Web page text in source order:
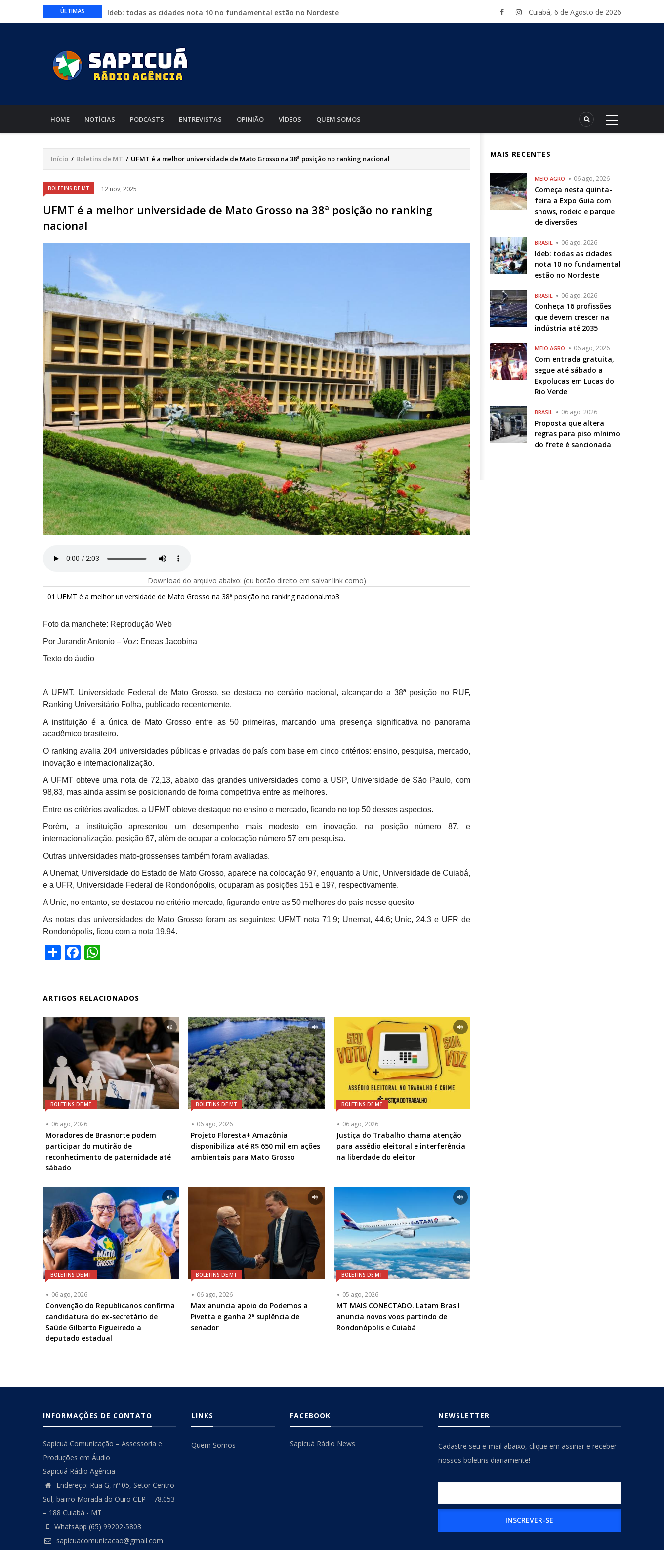
ÚLTIMAS
Ideb: todas as cidades nota 10 no fundamental estão no Nordeste
Conheça 16 profissões que devem crescer na indústria até 2035
Começa nesta quinta-feira a Expo Guia com shows, rodeio e parque de diversões
Cuiabá, 6 de Agosto de 2026
MAIN
NAVIGATION
HOME NOTÍCIAS PODCASTS ENTREVISTAS OPINIÃO VÍDEOS QUEM SOMOS
Trilha
de
navegação
Início / Boletins de MT / UFMT é a melhor universidade de Mato Grosso na 38ª posição no ranking nacional
BOLETINS DE MT 12 nov, 2025
UFMT é a melhor universidade de Mato Grosso na 38ª posição no ranking
nacional
Áudio
Download do arquivo abaixo: (ou botão direito em salvar link como)
01 UFMT é a melhor universidade de Mato Grosso na 38ª posição no ranking nacional.mp3
Foto da manchete: Reprodução Web
Por Jurandir Antonio – Voz: Eneas Jacobina
Texto do áudio
A UFMT, Universidade Federal de Mato Grosso, se destaca no cenário nacional, alcançando a 38ª posição no RUF,
Ranking Universitário Folha, publicado recentemente.
A instituição é a única de Mato Grosso entre as 50 primeiras, marcando uma presença significativa no panorama
acadêmico brasileiro.
O ranking avalia 204 universidades públicas e privadas do país com base em cinco critérios: ensino, pesquisa, mercado,
inovação e internacionalização.
A UFMT obteve uma nota de 72,13, abaixo das grandes universidades como a USP, Universidade de São Paulo, com
98,83, mas ainda assim se posicionando de forma competitiva entre as melhores.
Entre os critérios avaliados, a UFMT obteve destaque no ensino e mercado, ficando no top 50 desses aspectos.
Porém, a instituição apresentou um desempenho mais modesto em inovação, na posição número 87, e
internacionalização, posição 67, além de ocupar a colocação número 57 em pesquisa.
Outras universidades mato-grossenses também foram avaliadas.
A Unemat, Universidade do Estado de Mato Grosso, aparece na colocação 97, enquanto a Unic, Universidade de Cuiabá,
e a UFR, Universidade Federal de Rondonópolis, ocuparam as posições 151 e 197, respectivamente.
A Unic, no entanto, se destacou no critério mercado, figurando entre as 50 melhores do país nesse quesito.
As notas das universidades de Mato Grosso foram as seguintes: UFMT nota 71,9; Unemat, 44,6; Unic, 24,3 e UFR de
Rondonópolis, ficou com a nota 19,94.
ShareFacebook
ARTIGOS RELACIONADOS
BOLETINS DE MT
06 ago, 2026
Moradores de Brasnorte podem
participar do mutirão de
reconhecimento de paternidade até
sábado
BOLETINS DE MT
06 ago, 2026
Projeto Floresta+ Amazônia
disponibiliza até R$ 650 mil em ações
ambientais para Mato Grosso
BOLETINS DE MT
06 ago, 2026
Justiça do Trabalho chama atenção
para assédio eleitoral e interferência
na liberdade do eleitor
BOLETINS DE MT
06 ago, 2026
Convenção do Republicanos confirma
candidatura do ex-secretário de
Saúde Gilberto Figueiredo a
deputado estadual
BOLETINS DE MT
06 ago, 2026
Max anuncia apoio do Podemos a
Pivetta e ganha 2ª suplência de
senador
BOLETINS DE MT
05 ago, 2026
MT MAIS CONECTADO. Latam Brasil
anuncia novos voos partindo de
Rondonópolis e Cuiabá
MAIS RECENTES
MEIO AGRO 06 ago, 2026
Começa nesta quinta-
feira a Expo Guia com
shows, rodeio e parque
de diversões
BRASIL 06 ago, 2026
Ideb: todas as cidades
nota 10 no fundamental
estão no Nordeste
BRASIL 06 ago, 2026
Conheça 16 profissões
que devem crescer na
indústria até 2035
MEIO AGRO 06 ago, 2026
Com entrada gratuita,
segue até sábado a
Expolucas em Lucas do
Rio Verde
BRASIL 06 ago, 2026
Proposta que altera
regras para piso mínimo
do frete é sancionada
INFORMAÇÕES DE CONTATO
Sapicuá Comunicação – Assessoria e
Produções em Áudio
Sapicuá Rádio Agência
Endereço: Rua G, nº 05, Setor Centro
Sul, bairro Morada do Ouro CEP – 78.053
– 188 Cuiabá - MT
WhatsApp (65) 99202-5803
sapicuacomunicacao@gmail.com
LINKS
Quem Somos
FACEBOOK
Sapicuá Rádio News
NEWSLETTER
Cadastre seu e-mail abaixo, clique em assinar e receber
nossos boletins diariamente!